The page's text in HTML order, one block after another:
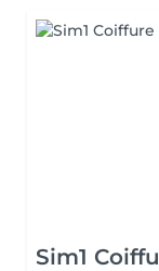
Sim1